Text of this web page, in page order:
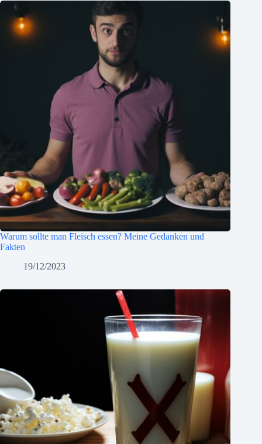
Warum sollte man Fleisch essen? Meine Gedanken und
Fakten
19/12/2023